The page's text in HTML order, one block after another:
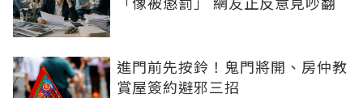
進門前先按鈴！鬼門將開、房仲教
賞屋簽約避邪三招